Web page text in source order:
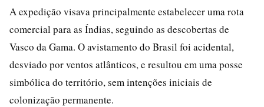
A expedição visava principalmente estabelecer uma rota
comercial para as Índias, seguindo as descobertas de
Vasco da Gama. O avistamento do Brasil foi acidental,
desviado por ventos atlânticos, e resultou em uma posse
simbólica do território, sem intenções iniciais de
colonização permanente.